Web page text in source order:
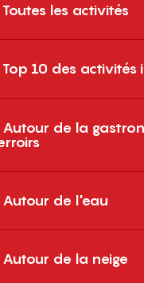
Toutes les activités
Top 10 des activités
Autour de la
Autour de l'eau
Autour de la neige